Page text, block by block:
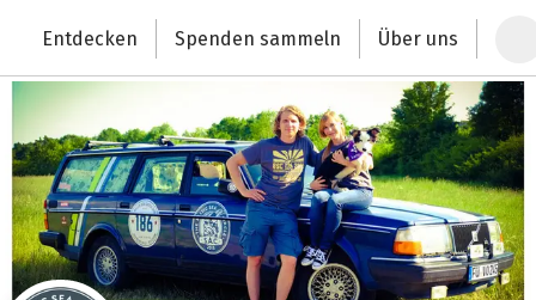
Deutschlands größte Spendenplattform
Entdecken Spenden sammeln Über uns